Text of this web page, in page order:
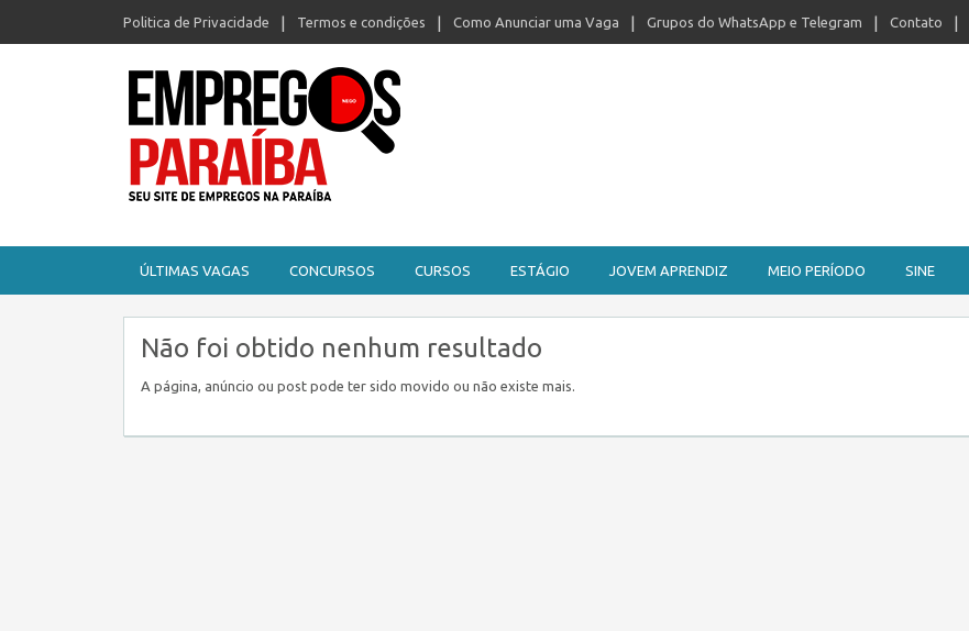
Politica de Privacidade Termos e condições Como Anunciar uma Vaga Grupos do WhatsApp e Telegram Contato
ÚLTIMAS VAGAS CONCURSOS CURSOS ESTÁGIO JOVEM APRENDIZ MEIO PERÍODO SINE
Não foi obtido nenhum resultado
A página, anúncio ou post pode ter sido movido ou não existe mais.